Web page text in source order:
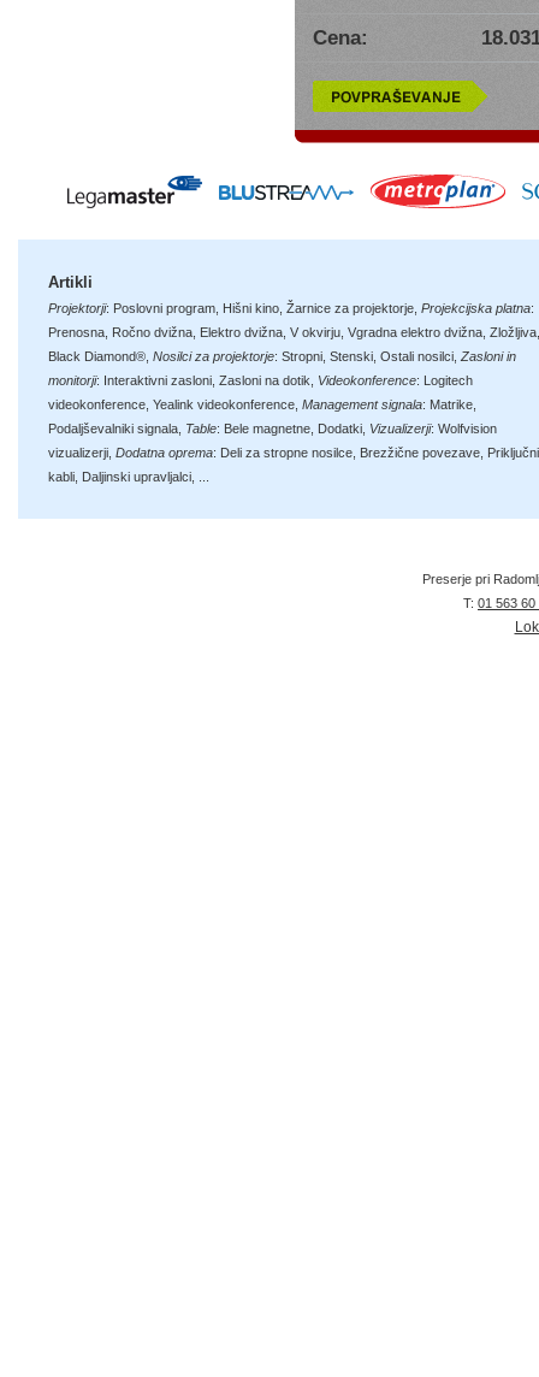
Cena:
Artikli
Projektorji: Poslovni program Hišni kino Žarnice za projektorje Projekcijska platna:
Prenosna Ročno dvižna Elektro dvižna V okvirju Vgradna elektro dvižna Zložljiva
Black Diamond® Nosilci za projektorje: Stropni Stenski Ostali nosilci Zasloni in
monitorji: Interaktivni zasloni Zasloni na dotik Videokonference: Logitech
videokonference Yealink videokonference Management signala: Matrike
Podaljševalniki signala Table: Bele magnetne Dodatki Vizualizerji: Wolfvision
vizualizerji Dodatna oprema: Deli za stropne nosilce Brezžične povezave Priključni
kabli Daljinski upravljalci
Preserje pri
T: 01 563 60